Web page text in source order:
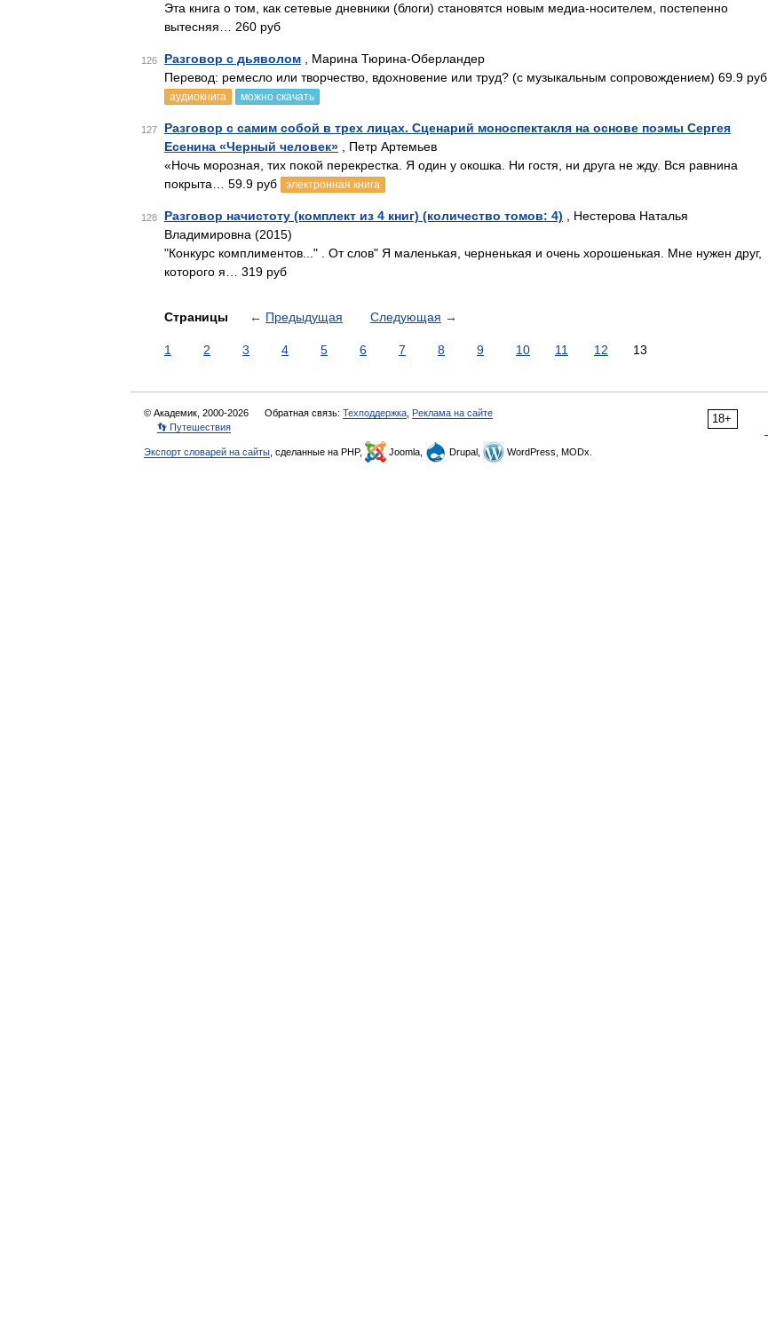
Эта книга о том, как сетевые дневники (блоги) становятся новым медиа-носителем, постепенно
вытесняя… 260 руб
126 Разговор с дьяволом , Марина Тюрина-Оберландер
Перевод: ремесло или творчество, вдохновение или труд? (с музыкальным сопровождением) 69.9 руб
аудиокнига можно скачать
127
Разговор с самим собой в трех лицах. Сценарий моноспектакля на основе поэмы Сергея
Есенина «Черный человек» , Петр Артемьев
«Ночь морозная, тих покой перекрестка. Я один у окошка. Ни гостя, ни друга не жду. Вся равнина
покрыта… 59.9 руб
электронная книга
128 Разговор начистоту (комплект из 4 книг) (количество томов: 4) , Нестерова Наталья
Владимировна (2015)
"Конкурс комплиментов..." . От слов" Я маленькая, черненькая и очень хорошенькая. Мне нужен друг,
которого я… 319 руб
Страницы ← Предыдущая Следующая →
1 2 3 4 5 6 7 8 9 10 11 12 13
18+
© Академик, 2000-2026 Обратная связь: Техподдержка Реклама на сайте
👣 Путешествия
Экспорт словарей на сайты , сделанные на PHP, Joomla, Drupal, WordPress, MODx.